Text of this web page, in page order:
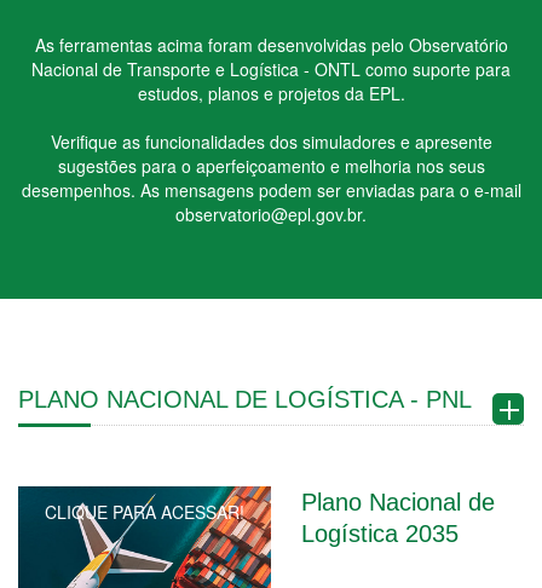
As ferramentas acima foram desenvolvidas pelo Observatório
Nacional de Transporte e Logística - ONTL como suporte para
estudos, planos e projetos da EPL.
Verifique as funcionalidades dos simuladores e apresente
sugestões para o aperfeiçoamento e melhoria nos seus
desempenhos. As mensagens podem ser enviadas para o e-mail
observatorio@epl.gov.br.
PLANO NACIONAL DE LOGÍSTICA - PNL
CLIQUE PARA ACESSAR!
Plano Nacional de
Logística 2035